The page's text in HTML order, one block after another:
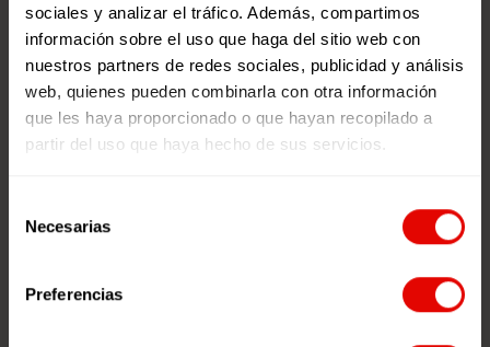
sociales y analizar el tráfico. Además, compartimos
información sobre el uso que haga del sitio web con
nuestros partners de redes sociales, publicidad y análisis
web, quienes pueden combinarla con otra información
que les haya proporcionado o que hayan recopilado a
partir del uso que haya hecho de sus servicios.
Necesarias
Preferencias